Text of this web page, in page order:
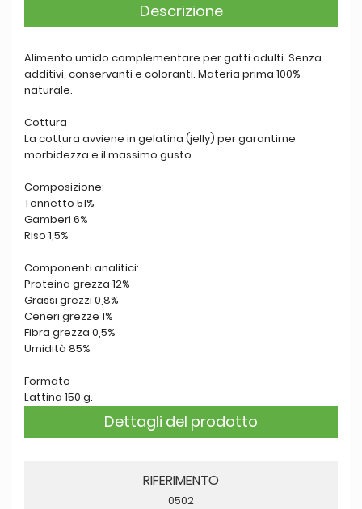
Descrizione
Alimento umido complementare per gatti adulti. Senza
additivi, conservanti e coloranti. Materia prima 100%
naturale.
Cottura
La cottura avviene in gelatina (jelly) per garantirne
morbidezza e il massimo gusto.
Composizione:
Tonnetto 51%
Gamberi 6%
Riso 1,5%
Componenti analitici:
Proteina grezza 12%
Grassi grezzi 0,8%
Ceneri grezze 1%
Fibra grezza 0,5%
Umidità 85%
Formato
Lattina 150 g.
Dettagli del prodotto
RIFERIMENTO
0502